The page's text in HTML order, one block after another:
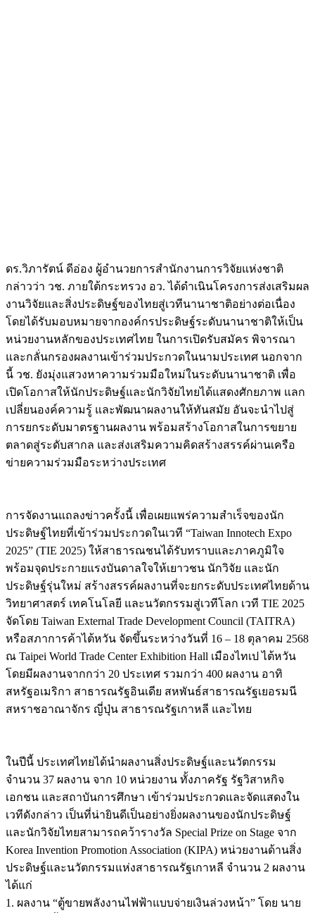
ดร.วิภารัตน์ ดีอ่อง ผู้อำนวยการสำนักงานการวิจัยแห่งชาติ
กล่าวว่า วช. ภายใต้กระทรวง อว. ได้ดำเนินโครงการส่งเสริมผล
งานวิจัยและสิ่งประดิษฐ์ของไทยสู่เวทีนานาชาติอย่างต่อเนื่อง
โดยได้รับมอบหมายจากองค์กรประดิษฐ์ระดับนานาชาติให้เป็น
หน่วยงานหลักของประเทศไทย ในการเปิดรับสมัคร พิจารณา
และกลั่นกรองผลงานเข้าร่วมประกวดในนามประเทศ นอกจาก
นี้ วช. ยังมุ่งแสวงหาความร่วมมือใหม่ในระดับนานาชาติ เพื่อ
เปิดโอกาสให้นักประดิษฐ์และนักวิจัยไทยได้แสดงศักยภาพ แลก
เปลี่ยนองค์ความรู้ และพัฒนาผลงานให้ทันสมัย อันจะนำไปสู่
การยกระดับมาตรฐานผลงาน พร้อมสร้างโอกาสในการขยาย
ตลาดสู่ระดับสากล และส่งเสริมความคิดสร้างสรรค์ผ่านเครือ
ข่ายความร่วมมือระหว่างประเทศ
การจัดงานแถลงข่าวครั้งนี้ เพื่อเผยแพร่ความสำเร็จของนัก
ประดิษฐ์ไทยที่เข้าร่วมประกวดในเวที “Taiwan Innotech Expo
2025” (TIE 2025) ให้สาธารณชนได้รับทราบและภาคภูมิใจ
พร้อมจุดประกายแรงบันดาลใจให้เยาวชน นักวิจัย และนัก
ประดิษฐ์รุ่นใหม่ สร้างสรรค์ผลงานที่จะยกระดับประเทศไทยด้าน
วิทยาศาสตร์ เทคโนโลยี และนวัตกรรมสู่เวทีโลก เวที TIE 2025
จัดโดย Taiwan External Trade Development Council (TAITRA)
หรือสภาการค้าไต้หวัน จัดขึ้นระหว่างวันที่ 16 – 18 ตุลาคม 2568
ณ Taipei World Trade Center Exhibition Hall เมืองไทเป ไต้หวัน
โดยมีผลงานจากกว่า 20 ประเทศ รวมกว่า 400 ผลงาน อาทิ
สหรัฐอเมริกา สาธารณรัฐอินเดีย สหพันธ์สาธารณรัฐเยอรมนี
สหราชอาณาจักร ญี่ปุ่น สาธารณรัฐเกาหลี และไทย
ในปีนี้ ประเทศไทยได้นำผลงานสิ่งประดิษฐ์และนวัตกรรม
จำนวน 37 ผลงาน จาก 10 หน่วยงาน ทั้งภาครัฐ รัฐวิสาหกิจ
เอกชน และสถาบันการศึกษา เข้าร่วมประกวดและจัดแสดงใน
เวทีดังกล่าว เป็นที่น่ายินดีเป็นอย่างยิ่งผลงานของนักประดิษฐ์
และนักวิจัยไทยสามารถคว้ารางวัล Special Prize on Stage จาก
Korea Invention Promotion Association (KIPA) หน่วยงานด้านสิ่ง
ประดิษฐ์และนวัตกรรมแห่งสาธารณรัฐเกาหลี จำนวน 2 ผลงาน
ได้แก่
1. ผลงาน “ตู้ขายพลังงานไฟฟ้าแบบจ่ายเงินล่วงหน้า” โดย นาย